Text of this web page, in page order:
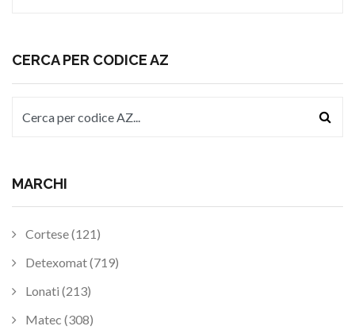
CERCA PER CODICE AZ
MARCHI
Cortese (121)
Detexomat (719)
Lonati (213)
Matec (308)